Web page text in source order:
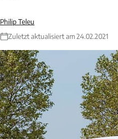
Philip Teleu
Zuletzt aktualisiert am 24.02.2021